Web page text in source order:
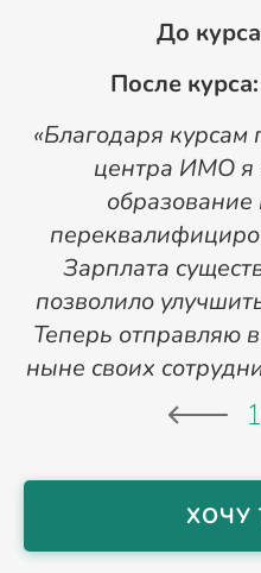
До
После курса:
«Благодаря
центра ИМО я
образование
Зарплата
позволило
Теперь отправляю
ныне своих
1
ХОЧУ